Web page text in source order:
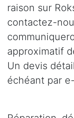
raison sur
contactez-
approximatif
Un devis
échéant par